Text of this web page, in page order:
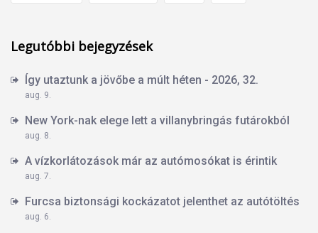
Legutóbbi bejegyzések
Így utaztunk a jövőbe a múlt héten - 2026, 32.
aug. 9.
New York-nak elege lett a villanybringás futárokból
aug. 8.
A vízkorlátozások már az autómosókat is érintik
aug. 7.
Furcsa biztonsági kockázatot jelenthet az autótöltés
aug. 6.